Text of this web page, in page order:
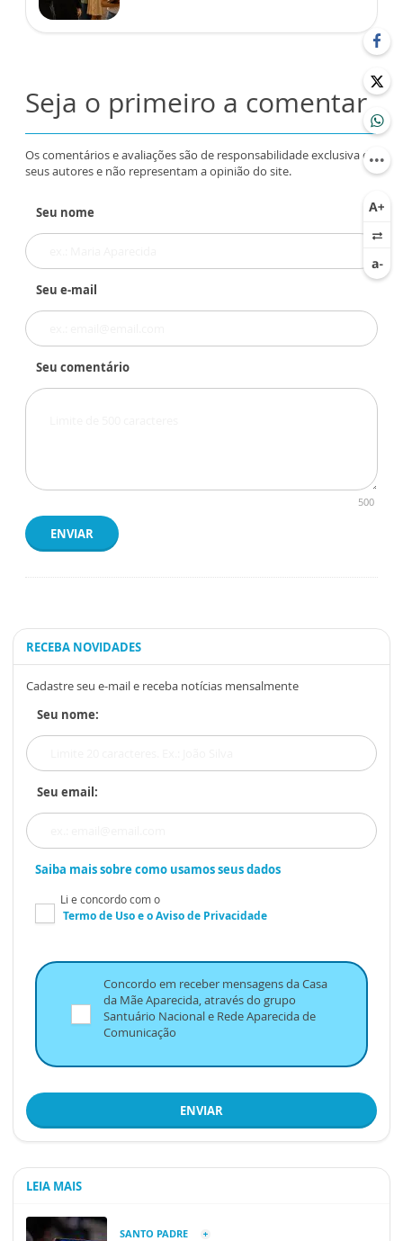
Seja o primeiro a comentar
Os comentários e avaliações são de responsabilidade exclusiva de
seus autores e não representam a opinião do site.
Seu nome
Seu e-mail
Seu comentário
500
ENVIAR
RECEBA NOVIDADES
Cadastre seu e-mail e receba notícias mensalmente
Seu nome:
Seu email:
Saiba mais sobre como usamos seus dados
Li e concordo com o
Termo de Usoe oAviso de Privacidade
Concordo em receber mensagens da Casa
da Mãe Aparecida, através do grupo
Santuário Nacional e Rede Aparecida de
Comunicação
ENVIAR
LEIA MAIS
SANTO PADRE